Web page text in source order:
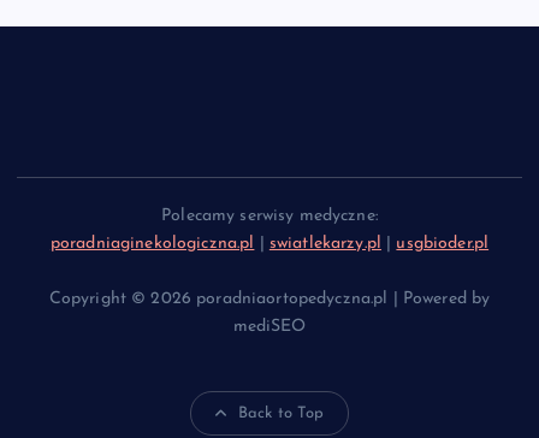
Polecamy serwisy medyczne:
poradniaginekologiczna.pl
swiatlekarzy.pl usgbioder.pl
Copyright © 2026 poradniaortopedyczna.pl | Powered by
mediSEO
Back to Top